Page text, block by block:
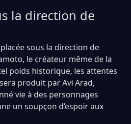
la direction de
sous la direction de
le créateur même de la
poids historique, les attentes
produit par Avi Arad,
vie à des personnages
un soupçon d’espoir aux